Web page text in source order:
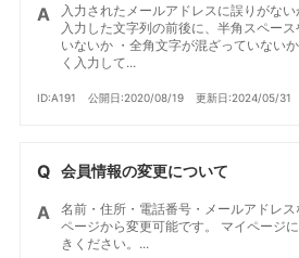
入力されたメールアドレスに誤りがな
入力した文字列の前後に、半角スペー
いないか ・全角文字が混ざっていない
く入力して...
ID:A191 公開日:2020/08/19 更新日:2024/05/31
会員情報の変更について
名前・住所・電話番号・メールアドレ
ページから変更可能です。 マイページ
きください。...